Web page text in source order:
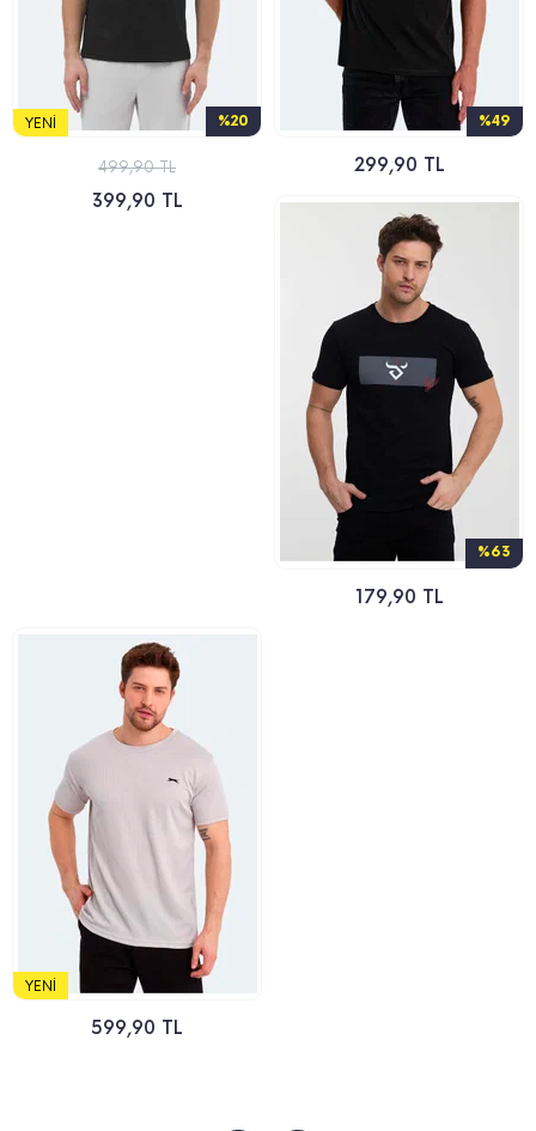
%20
YENI
499,90 TL
399,90 TL
%49
299,90 TL
%63
179,90 TL
YENI
599,90 TL